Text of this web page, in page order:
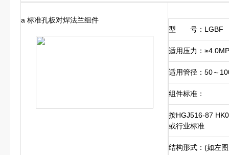
a 标准孔板对焊法兰组件
型 号：LGBF
适用压力：
适用管径：50～
组件标准：
按HGJ516-87
或行业标准
结构形式：(如左